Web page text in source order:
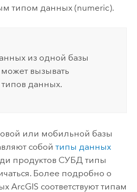
типом данных (numeric).
из одной базы
вызывать
данных.
или мобильной базы
собой типы данных
продуктов СУБД типы
Более подробно о
ArcGIS соответствуют типам